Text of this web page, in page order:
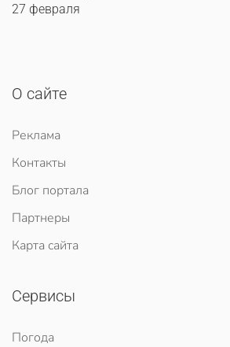
27 февраля
О сайте
Реклама
Контакты
Блог портала
Партнеры
Карта сайта
Сервисы
Погода